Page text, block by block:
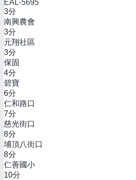
EAL-5695
3分
南興農會
3分
元翔社區
3分
保固
4分
碧寶
6分
仁和路口
7分
慈光街口
8分
埔頂八街口
8分
仁善國小
10分